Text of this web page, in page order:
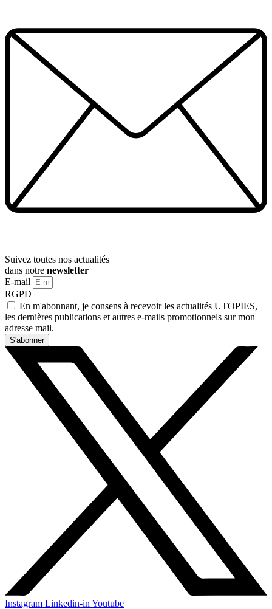
Suivez toutes nos actualités
dans notre newsletter
E-mail
RGPD
En m'abonnant, je consens à recevoir les actualités UTOPIES,
les dernières publications et autres e-mails promotionnels sur mon
adresse mail.
S'abonner
Instagram Linkedin-in Youtube